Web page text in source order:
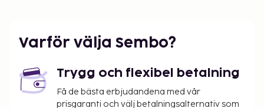
Gäster har tillgång till bland annat
expressincheckning, expressutcheckning och
nytta av bland annat gratis wi-fi, hjälp med bokning
av biljetter och guidade turer och varuautomat. Här
Varför välja Sembo?
Trygg och flexibel betalning
Få de bästa erbjudandena med vår
prisgaranti och välj betalningsalternativ som